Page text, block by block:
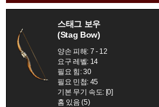
템
스태그 보우
(Stag Bow)
양손 피해: 7 - 12
요구 레벨: 14
필요 힘: 30
필요 민첩: 45
기본 무기 속도: [0]
홈 있음 (5)